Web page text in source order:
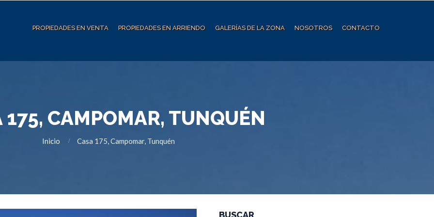
PROPIEDADES EN VENTA PROPIEDADES EN ARRIENDO GALERÍAS DE LA ZONA NOSOTROS CONTACTO
175, CAMPOMAR, TUNQUÉN
Inicio Casa 175, Campomar, Tunquén
BUSCAR